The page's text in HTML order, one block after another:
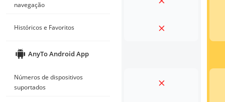
navegação
Históricos e Favoritos
AnyTo Android App
Números de dispositivos
suportados